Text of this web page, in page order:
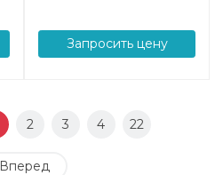
Запросить цену
2 3 4 22
Вперед